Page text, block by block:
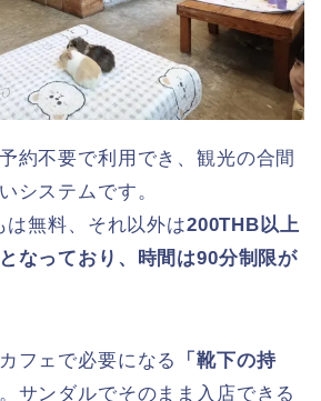
約不要で利用でき、観光の合間
システムです。
無料、それ以外は200THB以上
なっており、時間は90分制限が
フェで必要になる
「靴下の持
。サンダルでそのまま入店できる